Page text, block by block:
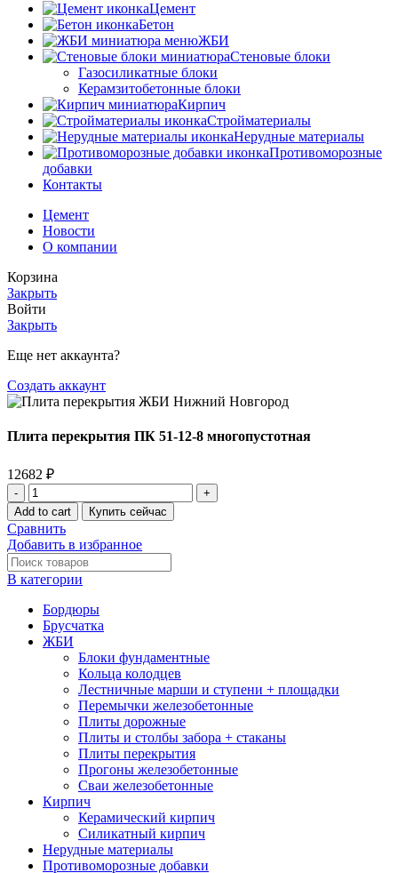
Цемент
Бетон
ЖБИ
Стеновые блоки
Газосиликатные блоки
Керамзитобетонные блоки
Кирпич
Стройматериалы
Нерудные материалы
Противоморозные
добавки
Контакты
Цемент
Новости
О компании
Корзина
Закрыть
Войти
Закрыть
Еще нет аккаунта?
Создать аккаунт
Плита перекрытия ПК 51-12-8 многопустотная
12682 ₽
Плита
перекрытия
ПК
51-
12-
8
многопустотная
quantity
Add to cart Купить сейчас
Сравнить
Добавить в избранное
В категории
Бордюры
Брусчатка
ЖБИ
Блоки фундаментные
Кольца колодцев
Лестничные марши и ступени + площадки
Перемычки железобетонные
Плиты дорожные
Плиты и столбы забора + стаканы
Плиты перекрытия
Прогоны железобетонные
Сваи железобетонные
Кирпич
Керамический кирпич
Силикатный кирпич
Нерудные материалы
Противоморозные добавки